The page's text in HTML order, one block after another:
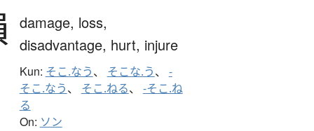
damage, loss,
disadvantage, hurt, injure
Kun: そこ.なう、 そこな.う、 -
そこ.なう、 そこ.ねる、 -そこ.ね
る
On: ソン